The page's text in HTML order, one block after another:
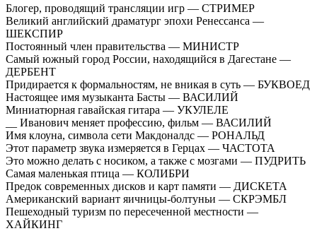
Блогер, проводящий трансляции игр — СТРИМЕР
Великий английский драматург эпохи Ренессанса —
ШЕКСПИР
Постоянный член правительства — МИНИСТР
Самый южный город России, находящийся в Дагестане —
ДЕРБЕНТ
Придирается к формальностям, не вникая в суть — БУКВОЕД
Настоящее имя музыканта Басты — ВАСИЛИЙ
Миниатюрная гавайская гитара — УКУЛЕЛЕ
__ Иванович меняет профессию, фильм — ВАСИЛИЙ
Имя клоуна, символа сети Макдоналдс — РОНАЛЬД
Этот параметр звука измеряется в Герцах — ЧАСТОТА
Это можно делать с носиком, а также с мозгами — ПУДРИТЬ
Самая маленькая птица — КОЛИБРИ
Предок современных дисков и карт памяти — ДИСКЕТА
Американский вариант яичницы-болтуньи — СКРЭМБЛ
Пешеходный туризм по пересеченной местности —
ХАЙКИНГ